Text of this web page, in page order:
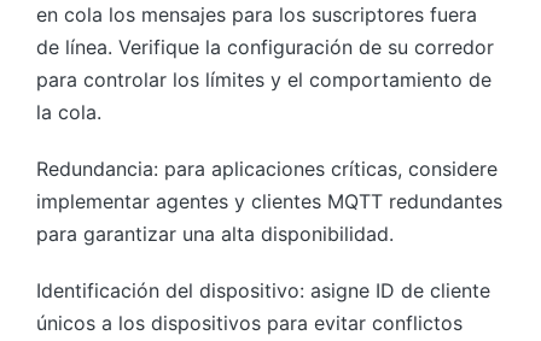
en cola los mensajes para los suscriptores fuera
de línea. Verifique la configuración de su corredor
para controlar los límites y el comportamiento de
la cola.
Redundancia: para aplicaciones críticas, considere
implementar agentes y clientes MQTT redundantes
para garantizar una alta disponibilidad.
Identificación del dispositivo: asigne ID de cliente
únicos a los dispositivos para evitar conflictos